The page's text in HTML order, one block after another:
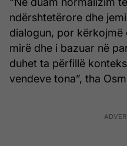
ndërshtetërore dhe
dialogun, por kërkojmë
mirë dhe i bazuar në
duhet ta përfillë
vendeve tona”, tha